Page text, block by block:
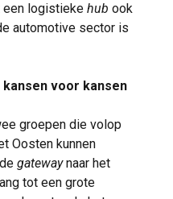
een logistieke hub ook
automotive sector is
voor kansen
groepen die volop
Oosten kunnen
gatewaynaar het
tot een grote